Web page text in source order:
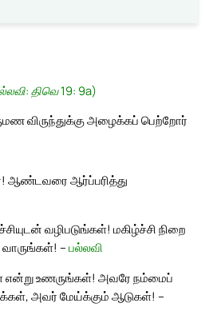
திவெ 19: 9a)
விருந்துக்கு அழைக்கப் பெற்றோர்
ஆண்டவரை ஆர்ப்பரித்து
வழிபடுங்கள்! மகிழ்ச்சி நிறை
வாருங்கள்! – பல்லவி
உணருங்கள்! அவரே நம்மைப்
அவர் மேய்க்கும் ஆடுகள்! –